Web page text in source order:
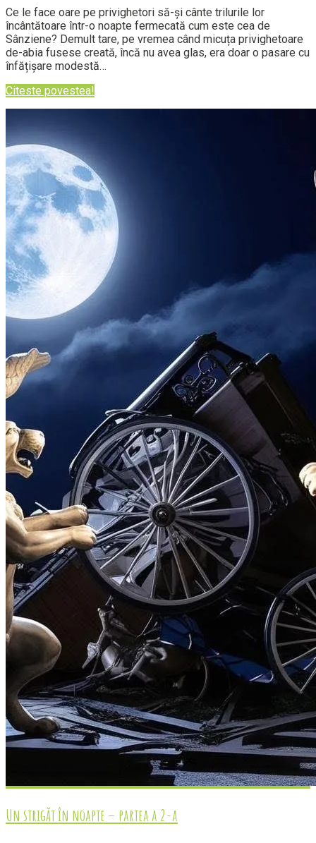
Ce le face oare pe privighetori să-și cânte trilurile lor
încântătoare într-o noapte fermecată cum este cea de
Sânziene? Demult tare, pe vremea când micuța privighetoare
de-abia fusese creată, încă nu avea glas, era doar o pasare cu
înfățișare modestă…
Citeste povestea!
Un strigăt în noapte – partea a 2-a